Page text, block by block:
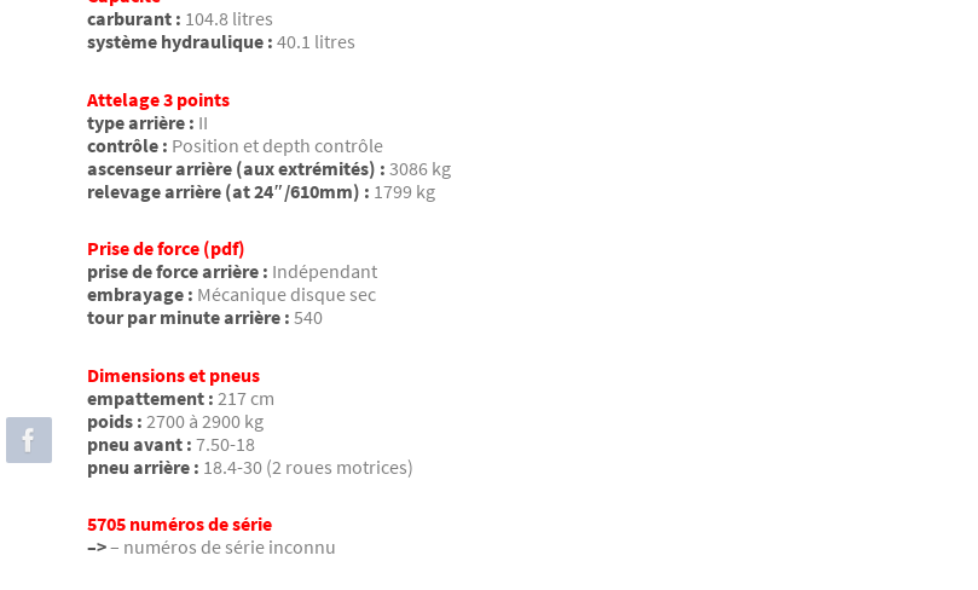
carburant : 104.8 litres
système hydraulique : 40.1 litres
Attelage 3 points
type arrière : II
contrôle : Position et depth contrôle
ascenseur arrière (aux extrémités) : 3086 kg
relevage arrière (at 24″/610mm) : 1799 kg
Prise de force (pdf)
prise de force arrière : Indépendant
embrayage : Mécanique disque sec
tour par minute arrière : 540
Dimensions et pneus
empattement : 217 cm
poids : 2700 à 2900 kg
pneu avant : 7.50-18
pneu arrière : 18.4-30 (2 roues motrices)
5705 numéros de série
–>– numéros de série inconnu